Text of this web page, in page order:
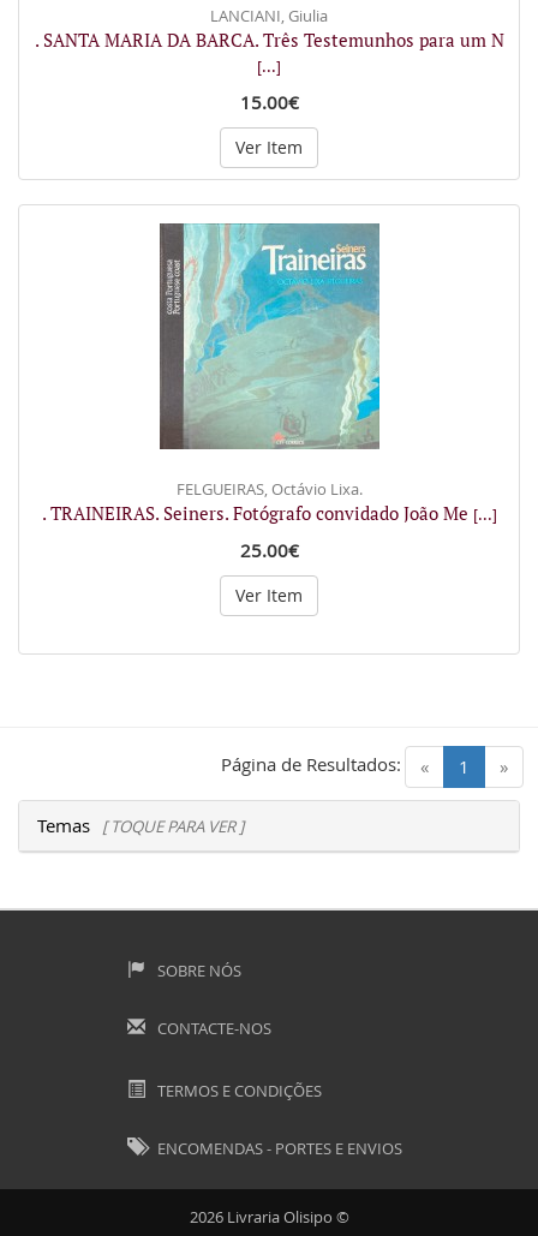
LANCIANI, Giulia
. SANTA MARIA DA BARCA. Três Testemunhos para um N
[...]
15.00€
Ver Item
FELGUEIRAS, Octávio Lixa.
. TRAINEIRAS. Seiners. Fotógrafo convidado João Me [...]
25.00€
Ver Item
« 1 (current)
»
Página de Resultados:
Temas [ TOQUE PARA VER ]
SOBRE NÓS
CONTACTE-NOS
TERMOS E CONDIÇÕES
ENCOMENDAS - PORTES E ENVIOS
2026 Livraria Olisipo ©